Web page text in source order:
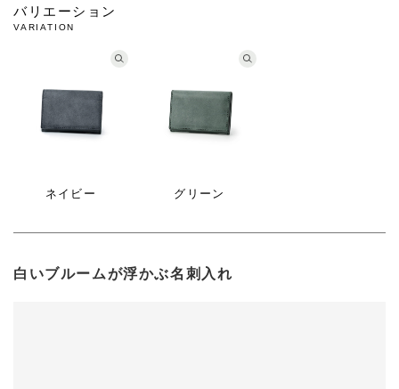
バリエーション
VARIATION
ネイビー グリーン
白いブルームが浮かぶ名刺入れ